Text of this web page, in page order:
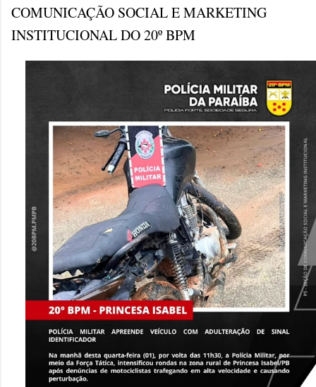
COMUNICAÇÃO SOCIAL E MARKETING
INSTITUCIONAL DO 20º BPM